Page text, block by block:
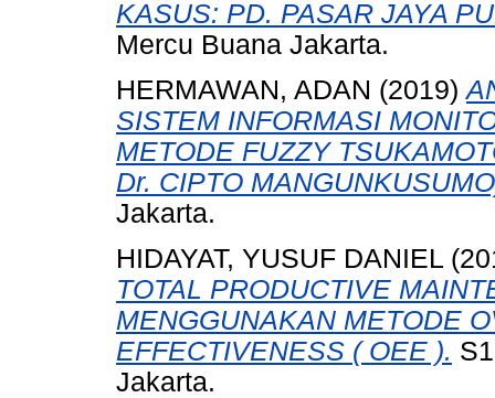
KASUS: PD. PASAR JAYA
Mercu Buana Jakarta.
HERMAWAN, ADAN (2019)
SISTEM INFORMASI
METODE FUZZY
Dr. CIPTO
Jakarta.
HIDAYAT, YUSUF DANIEL
TOTAL PRODUCTIVE
MENGGUNAKAN METODE
EFFECTIVENESS ( OEE ).
Jakarta.